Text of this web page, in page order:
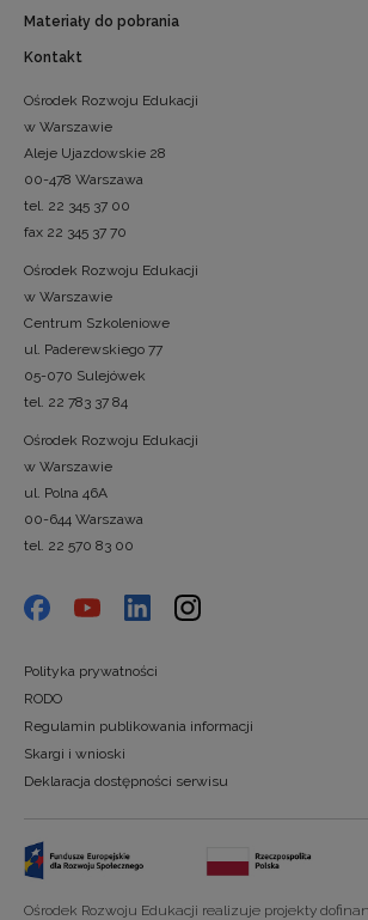
Materiały do pobrania
Kontakt
Ośrodek Rozwoju Edukacji
w Warszawie
Aleje Ujazdowskie 28
00-478 Warszawa
tel. 22 345 37 00
fax 22 345 37 70
Ośrodek Rozwoju Edukacji
w Warszawie
Centrum Szkoleniowe
ul. Paderewskiego 77
05-070 Sulejówek
tel. 22 783 37 84
Ośrodek Rozwoju Edukacji
w Warszawie
ul. Polna 46A
00-644 Warszawa
tel. 22 570 83 00
Polityka prywatności
RODO
Regulamin publikowania informacji
Skargi i wnioski
Deklaracja dostępności serwisu
Ośrodek Rozwoju Edukacji realizuje projekty